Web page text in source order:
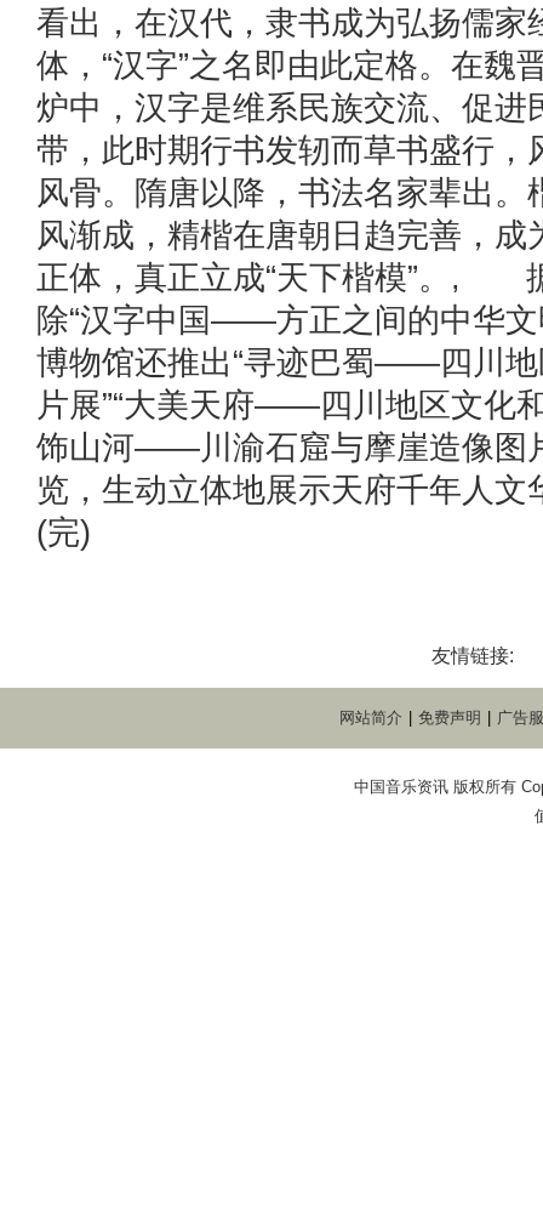
看出，在汉代，隶书成为弘扬儒家
体，“汉字”之名即由此定格。在魏
炉中，汉字是维系民族交流、促进
带，此时期行书发轫而草书盛行，
风骨。隋唐以降，书法名家辈出。
风渐成，精楷在唐朝日趋完善，成
正体，真正立成“天下楷模”。,
除“汉字中国——方正之间的中华文
博物馆还推出“寻迹巴蜀——四川
片展”“大美天府——四川地区文化
饰山河——川渝石窟与摩崖造像图
览，生动立体地展示天府千年人文
(完)
友情链接:
网站简介 免费声明 广告
中国音乐资讯 版权所有